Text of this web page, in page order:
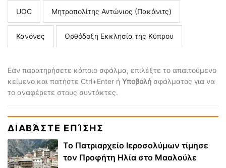
UOC Μητροπολίτης Αντώνιος (Πακάνιτς)
Κανόνες Ορθόδοξη Εκκλησία της Κύπρου
Εάν παρατηρήσετε κάποιο σφάλμα, επιλέξτε το απαιτούμενο
κείμενο και πατήστε Ctrl+Enter ή Υποβολή σφάλματος για να
το αναφέρετε στους συντάκτες.
ΔΙΑΒΆΣΤΕ ΕΠΊΣΗΣ
Το Πατριαρχείο Ιεροσολύμων τίμησε
τον Προφήτη Ηλία στο Μααλούλε